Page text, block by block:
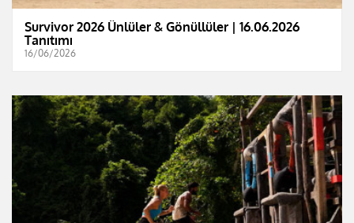
Survivor 2026 Ünlüler & Gönüllüler | 16.06.2026
Tanıtımı
16/06/2026